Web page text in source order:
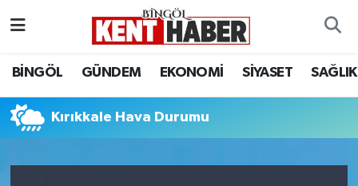
BİNGÖL GÜNDEM EKONOMİ SİYASET SAĞLIK
Kırıkkale Hava Durumu
BİLİM-TEKNOLOJİ
DÜNYA
Bingöl Hava Durumu
Bingöl Namaz Vakitleri